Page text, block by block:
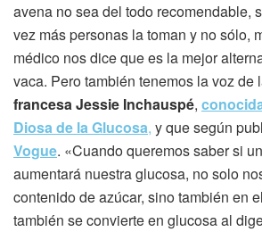
avena no sea del todo recomendable,
vez más personas la toman y no sólo,
médico nos dice que es la mejor
vaca. Pero también tenemos la voz de
francesa Jessie Inchauspé,
Diosa de la Glucosa, y que según
Vogue. «Cuando queremos saber si
aumentará nuestra glucosa, no solo
contenido de azúcar, sino también en
también se convierte en glucosa al